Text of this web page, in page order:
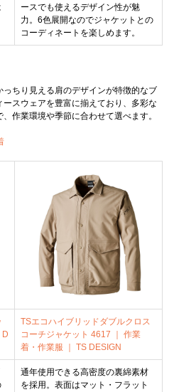
ースでも使えるデザイン性が魅
力。6色展開なのでジャケットとの
コーディネートを楽しめます。
ちり見える肩のデザインが特徴的なブ
スウェアを豊富に揃えており、多彩な
作業環境や季節に合わせて選べます。
D
TSエコハイブリッドダブルクロス
コーチジャケット 4617 ｜ 作業
着・作業服 ｜ TS DESIGN
通年使用できる高密度の裏綿素材
を採用。表面はマット・フラット